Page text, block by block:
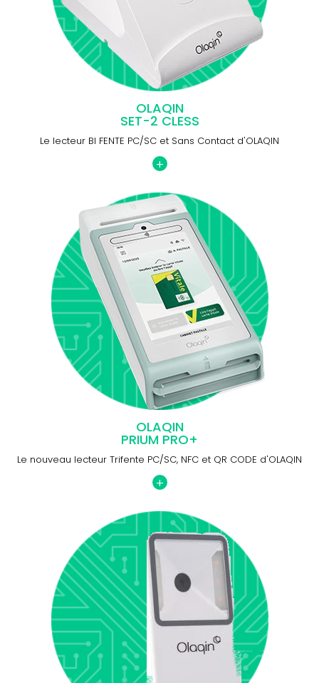
OLAQIN
SET-2 CLESS
Le lecteur BI FENTE PC/SC et Sans Contact d'OLAQIN
+
OLAQIN
PRIUM PRO+
Le nouveau lecteur Trifente PC/SC, NFC et QR CODE d'OLAQIN
+